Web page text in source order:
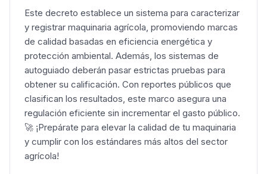
Este decreto establece un sistema para caracterizar
y registrar maquinaria agrícola, promoviendo marcas
de calidad basadas en eficiencia energética y
protección ambiental. Además, los sistemas de
autoguiado deberán pasar estrictas pruebas para
obtener su calificación. Con reportes públicos que
clasifican los resultados, este marco asegura una
regulación eficiente sin incrementar el gasto público.
🚀 ¡Prepárate para elevar la calidad de tu maquinaria
y cumplir con los estándares más altos del sector
agrícola!